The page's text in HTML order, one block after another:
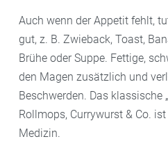
Auch wenn der Appetit fehlt,
gut, z. B. Zwieback, Toast,
Brühe oder Suppe. Fettige,
den Magen zusätzlich und
Beschwerden. Das klassische
Rollmops, Currywurst & Co.
Medizin.